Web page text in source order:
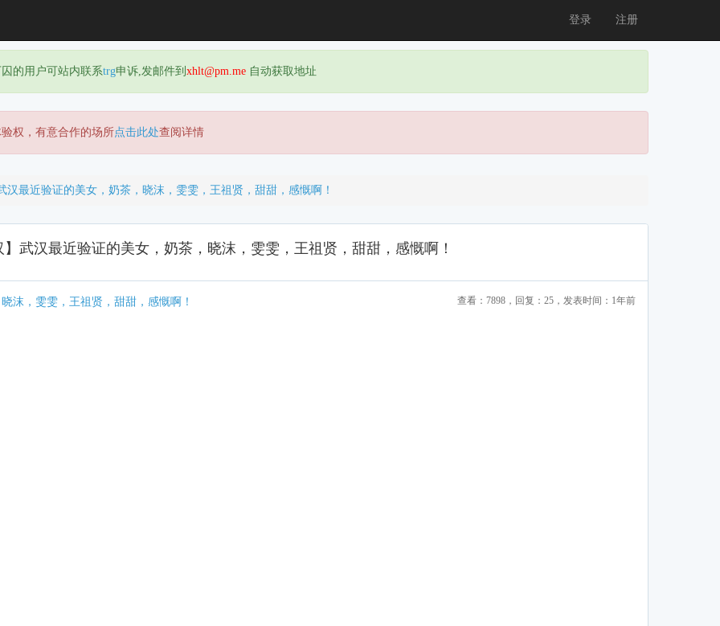
登录 注册
的用户可站内联系trg申诉,发邮件到 xhlt@pm.me 自动获取地址
权，有意合作的场所点击此处查阅详情
汉最近验证的美女，奶茶，晓沫，雯雯，王祖贤，甜甜，感慨啊！
武汉最近验证的美女，奶茶，晓沫，雯雯，王祖贤，甜甜，感慨啊！
查看：7898，回复：25，发表时间：1年前
沫，雯雯，王祖贤，甜甜，感慨啊！